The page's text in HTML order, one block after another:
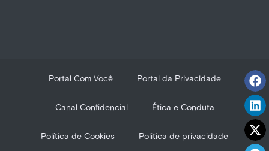
Portal Com Você Portal da Privacidade
Canal Confidencial Ética e Conduta
Política de Cookies Politica de privacidade